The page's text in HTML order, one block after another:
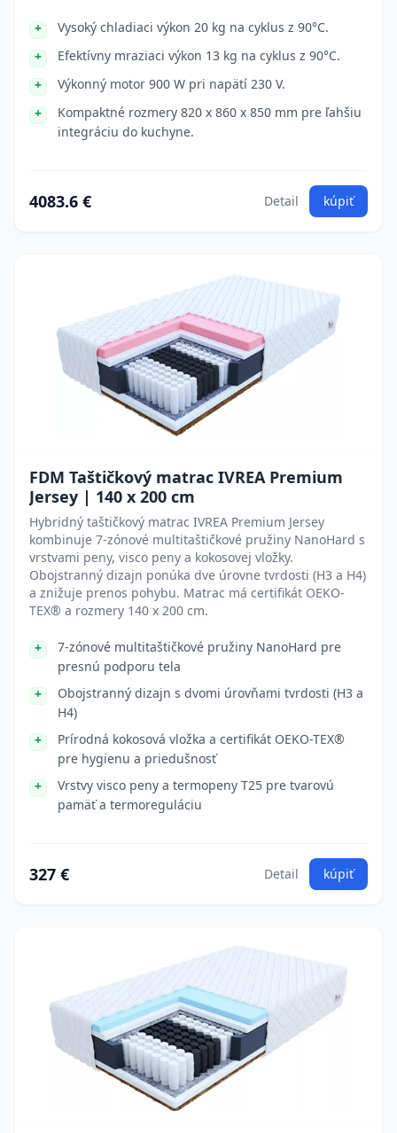
Vysoký chladiaci výkon 20 kg na cyklus z 90°C.
Efektívny mraziaci výkon 13 kg na cyklus z 90°C.
Výkonný motor 900 W pri napätí 230 V.
Kompaktné rozmery 820 x 860 x 850 mm pre ľahšiu
integráciu do kuchyne.
4083.6 € Detail kúpiť
FDM Taštičkový matrac IVREA Premium
Jersey | 140 x 200 cm
Hybridný taštičkový matrac IVREA Premium Jersey
kombinuje 7-zónové multitaštičkové pružiny NanoHard s
vrstvami peny, visco peny a kokosovej vložky.
Obojstranný dizajn ponúka dve úrovne tvrdosti (H3 a H4)
a znižuje prenos pohybu. Matrac má certifikát OEKO-
TEX® a rozmery 140 x 200 cm.
7-zónové multitaštičkové pružiny NanoHard pre
presnú podporu tela
Obojstranný dizajn s dvomi úrovňami tvrdosti (H3 a
H4)
Prírodná kokosová vložka a certifikát OEKO-TEX®
pre hygienu a priedušnosť
Vrstvy visco peny a termopeny T25 pre tvarovú
pamäť a termoreguláciu
327 € Detail kúpiť